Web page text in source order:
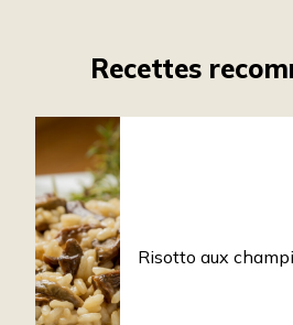
Recettes
Risotto aux